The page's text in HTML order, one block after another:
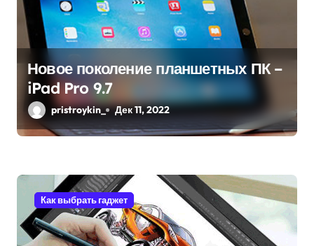
м
Новое поколение планшетных ПК –
iPad Pro 9.7
pristroykin_ Дек 11, 2022
Как выбрать гаджет